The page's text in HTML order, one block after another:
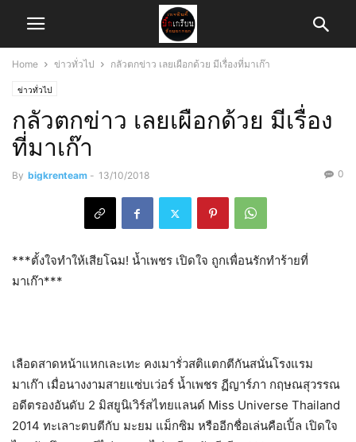
Home ข่าวทั่วไป กลัวตกข่าว เลยเผือกด้วย มีเรื่องที่มาเก๊า
ข่าวทั่วไป
กลัวตกข่าว เลยเผือกด้วย มีเรื่อง
ที่มาเก๊า
By bigkrenteam - 13/10/2018 0
***ตั้งใจทำให้เสียโฉม! น้ำเพชร​ เปิดใจ ถูกเพื่อนรักทำร้ายที่
มาเก๊า***
เลือดสาดหน้าแหกเละเทะ คงเมารั่วสติแตกตีกันสนั่นโรงแรม
มาเก๊า เมื่อนางงามสายแซ่บเว่อร์ น้ำเพชร ฏีญาร์ภา กฤษณสุวรรณ
อดีตรองอันดับ 2 มิสยูนิเวิร์สไทยแลนด์ Miss Universe Thailand
2014 ทะเลาะตบตีกับ มะยม แม็กซิม หรืออีกชื่อเล่นคือเปิ้ล​ เปิดใจ